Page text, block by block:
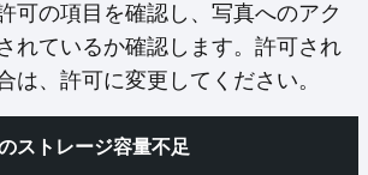
可の項目を確認し、写真へのアク
れているか確認します。許可され
は、許可に変更してください。
ストレージ容量不足